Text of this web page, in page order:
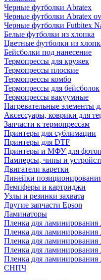
Черные футболки Abratex
Черные футболки Abratex
Черные футболки Futbitex
Белые футболки из хлопка
Цветные футболки из
Бейсболки под нанесение
Термопрессы для кружек
Термопрессы плоские
Термопрессы комбо
Термопрессы для бейсболок
Термопрессы вакуумные
Нагревательные элементы
Аксессуары, коврики для
Запчасти к термопрессам
Принтеры для сублимации
Принтеры для DTF
Принтеры и МФУ для
Памперсы, чипы и
Двигатели каретки
Линейки
Демпферы и картриджи
Узлы и резинки захвата
Другие запчасти Epson
Ламинаторы
Пленка для ламинирования
Пленка для ламинирования
Пленка для ламинирования
Пленка для ламинирования
Пленка для ламинирования
СНПЧ